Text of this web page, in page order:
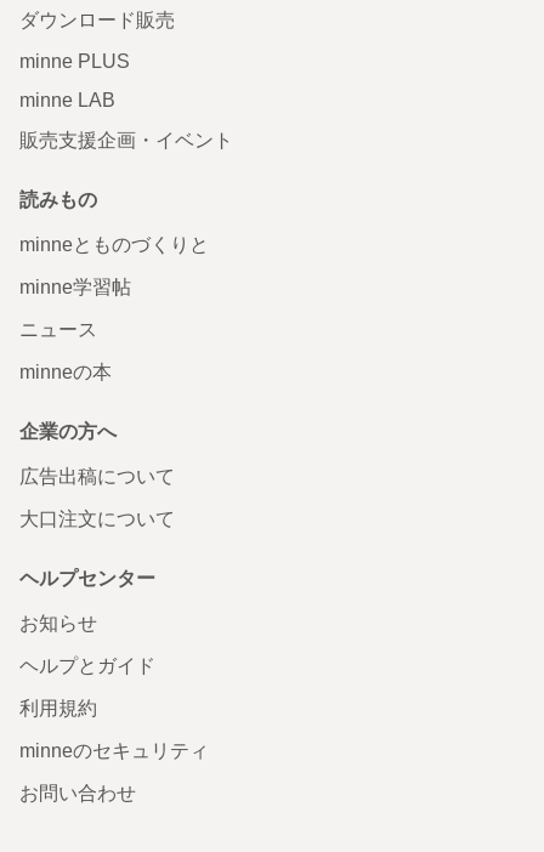
ダウンロード販売
minne PLUS
minne LAB
販売支援企画・イベント
読みもの
minneとものづくりと
minne学習帖
ニュース
minneの本
企業の方へ
広告出稿について
大口注文について
ヘルプセンター
お知らせ
ヘルプとガイド
利用規約
minneのセキュリティ
お問い合わせ